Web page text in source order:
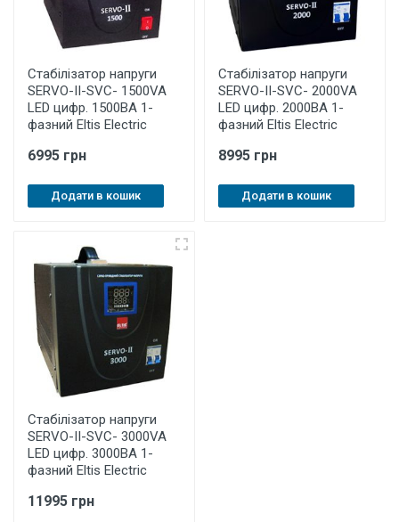
Стабілізатор напруги
SERVO-II-SVC- 1500VA
LED цифр. 1500ВА 1-
фазний Eltis Electric
6995 грн
Додати в кошик
Стабілізатор напруги
SERVO-II-SVC- 2000VA
LED цифр. 2000ВА 1-
фазний Eltis Electric
8995 грн
Додати в кошик
Стабілізатор напруги
SERVO-II-SVC- 3000VA
LED цифр. 3000ВА 1-
фазний Eltis Electric
11995 грн